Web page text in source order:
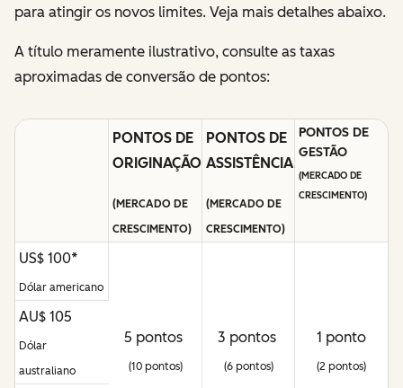
para atingir os novos limites. Veja mais detalhes abaixo.
A título meramente ilustrativo, consulte as taxas
aproximadas de conversão de pontos:
PONTOS DE
ORIGINAÇÃO
(MERCADO DE
CRESCIMENTO)
PONTOS DE
ASSISTÊNCIA
(MERCADO DE
CRESCIMENTO)
PONTOS DE
GESTÃO
(MERCADO DE
CRESCIMENTO)
US$ 100*
Dólar americano
5 pontos
(10 pontos)
3 pontos
(6 pontos)
1 ponto
(2 pontos)
AU$ 105
Dólar
australiano